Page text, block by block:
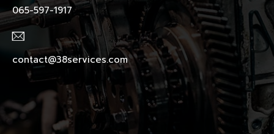
065-597-1917
contact@38services.com